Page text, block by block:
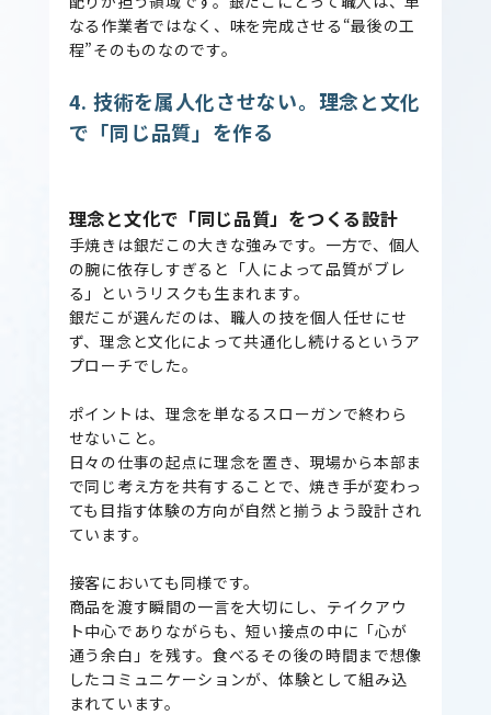
なる作業者ではなく、味を完成させる“最後の工
程”そのものなのです。
4. 技術を属人化させない。理念と文化
で「同じ品質」を作る
理念と文化で「同じ品質」をつくる設計
手焼きは銀だこの大きな強みです。一方で、個人
の腕に依存しすぎると「人によって品質がブレ
る」というリスクも生まれます。
銀だこが選んだのは、職人の技を個人任せにせ
ず、理念と文化によって共通化し続けるというア
プローチでした。
ポイントは、理念を単なるスローガンで終わら
せないこと。
日々の仕事の起点に理念を置き、現場から本部ま
で同じ考え方を共有することで、焼き手が変わっ
ても目指す体験の方向が自然と揃うよう設計され
ています。
接客においても同様です。
商品を渡す瞬間の一言を大切にし、テイクアウ
ト中心でありながらも、短い接点の中に「心が
通う余白」を残す。食べるその後の時間まで想像
したコミュニケーションが、体験として組み込
まれています。